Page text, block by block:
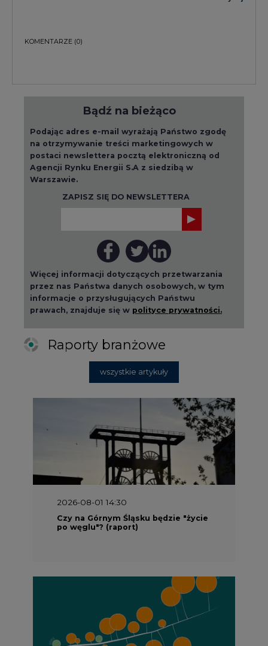
KOMENTARZE (0)
Bądź na bieżąco
Podając adres e-mail wyrażają Państwo zgodę
na otrzymywanie treści marketingowych w
postaci newslettera pocztą elektroniczną od
Agencji Rynku Energii S.A z siedzibą w
Warszawie.
ZAPISZ SIĘ DO NEWSLETTERA
Więcej informacji dotyczących przetwarzania
przez nas Państwa danych osobowych, w tym
informacje o przysługujących Państwu
prawach, znajduje się w polityce prywatności.
Raporty branżowe
wszystkie artykuły
2026-08-01 14:30
Czy na Górnym Śląsku będzie "życie
po węglu"? (raport)